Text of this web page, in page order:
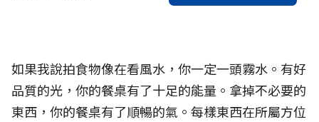
如果我說拍食物像在看風水，你一定一頭霧水。有好
品質的光，你的餐桌有了十足的能量。拿掉不必要的
東西，你的餐桌有了順暢的氣。每樣東西在所屬方位